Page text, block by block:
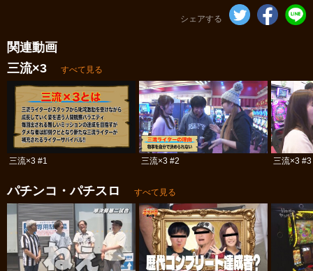
シェアする
関連動画
三流×3
すべて見る
三流×3 #1 三流×3 #2 三流×3 #3
パチンコ・パチスロ すべて見る